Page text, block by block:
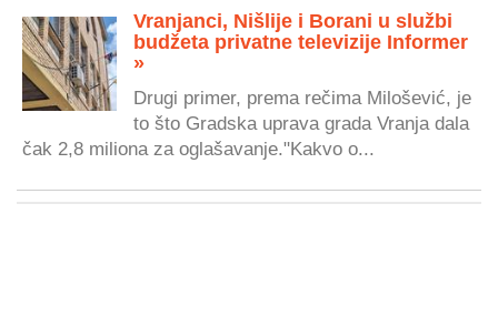
Vranjanci, Nišlije i Borani u službi
budžeta privatne televizije Informer
»
Drugi primer, prema rečima Milošević, je
to što Gradska uprava grada Vranja dala
čak 2,8 miliona za oglašavanje."Kakvo o...